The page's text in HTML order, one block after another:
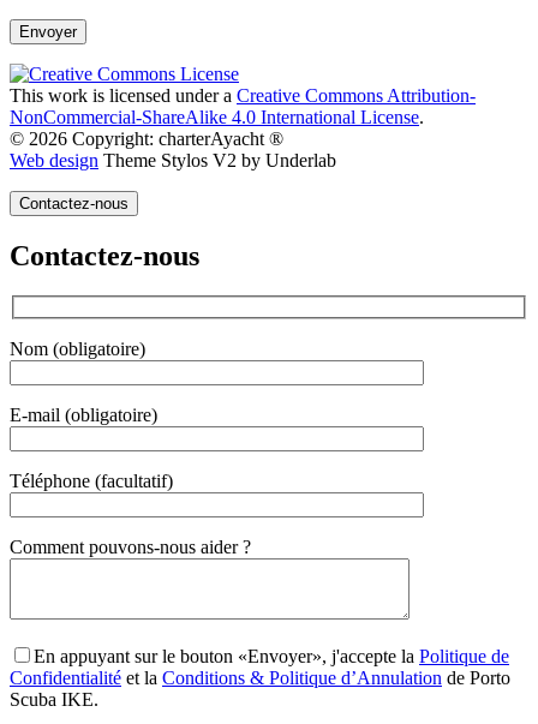
This work is licensed under a Creative Commons Attribution-
NonCommercial-ShareAlike 4.0 International License.
© 2026 Copyright: charterAyacht ®
Web design Theme Stylos V2 by Underlab
Contactez-nous
Contactez-nous
Nom (obligatoire)
E-mail (obligatoire)
Téléphone (facultatif)
Gender
Comment pouvons-nous aider ?
En appuyant sur le bouton «Envoyer», j'accepte la Politique de
Confidentialité et la Conditions & Politique d’Annulation de Porto
Scuba IKE.